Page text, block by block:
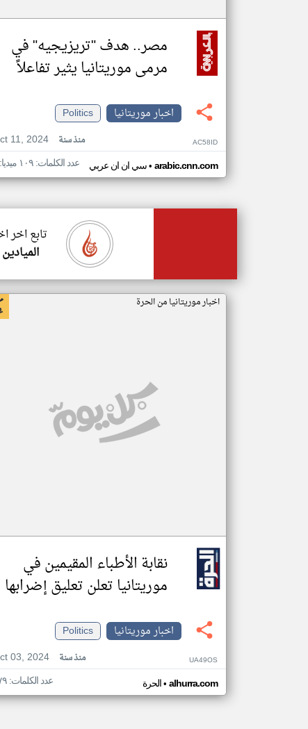
مصر.. هدف "تريزيجيه" في
مرمى موريتانيا يثير تفاعلاً
اخبار موريتانيا
Politics
11, 2024
منذ سنة AC58ID
سي ان ان عربي• arabic.cnn.com عدد الكلمات: ١٠٩ ميديا: ٥
تابع اخر
الميادين
اخبار موريتانيا من الحرة
نقابة الأطباء المقيمين في
موريتانيا تعلن تعليق إضرابها
اخبار موريتانيا
Politics
03, 2024
منذ سنة UA49OS
الحرة• alhurra.com عدد الكلمات: ٣٧٩